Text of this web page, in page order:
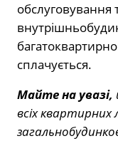
обслуговування
сплачується.
Майте на увазі,
всіх квартирних